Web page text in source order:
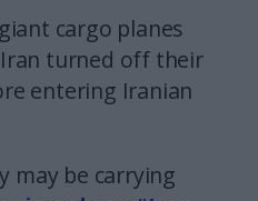
giant cargo planes
turned off their
entering Iranian
may be carrying